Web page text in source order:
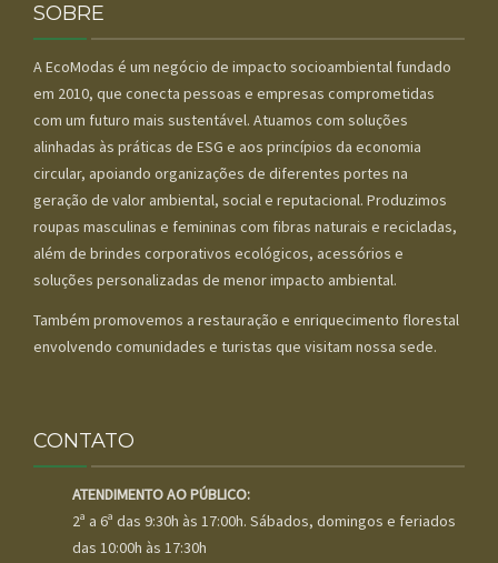
SOBRE
A EcoModas é um negócio de impacto socioambiental fundado
em 2010, que conecta pessoas e empresas comprometidas
com um futuro mais sustentável. Atuamos com soluções
alinhadas às práticas de ESG e aos princípios da economia
circular, apoiando organizações de diferentes portes na
geração de valor ambiental, social e reputacional. Produzimos
roupas masculinas e femininas com fibras naturais e recicladas,
além de brindes corporativos ecológicos, acessórios e
soluções personalizadas de menor impacto ambiental.
Também promovemos a restauração e enriquecimento florestal
envolvendo comunidades e turistas que visitam nossa sede.
CONTATO
ATENDIMENTO AO PÚBLICO:
2ª a 6ª das 9:30h às 17:00h. Sábados, domingos e feriados
das 10:00h às 17:30h